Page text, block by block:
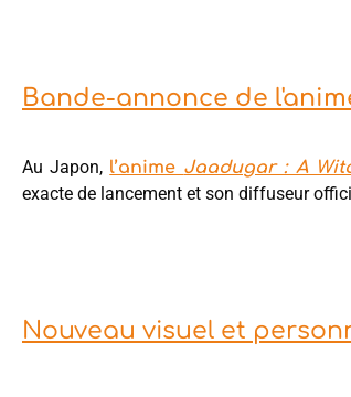
Bande-annonce de
Au Japon, l’anime Jaadugar : A
exacte de lancement et son diffuseur
Nouveau visuel et